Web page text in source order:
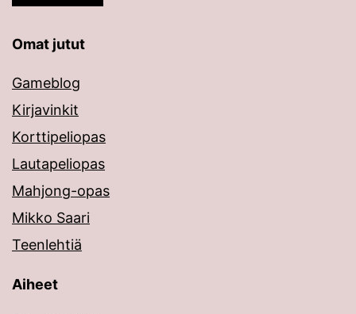
Omat jutut
Gameblog
Kirjavinkit
Korttipeliopas
Lautapeliopas
Mahjong-opas
Mikko Saari
Teenlehtiä
Aiheet